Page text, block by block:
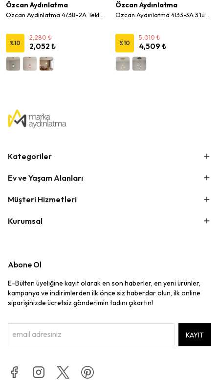
Özcan Aydınlatma
%10
2,280 ₺
2,052 ₺
Özcan Aydınlatma
%10
5,010 ₺
4,509 ₺
Kategoriler
Ev ve Yaşam Alanları
Müşteri Hizmetleri
Kurumsal
Abone Ol
E-Bülten üyeliğine kayıt olarak en son haberler, en yeni ürünler,
kampanya ve indirimlerden ilk önce siz haberdar olun, ilk online
siparişinizde ücretsiz gönderimin tadını çıkartın!
KAYIT